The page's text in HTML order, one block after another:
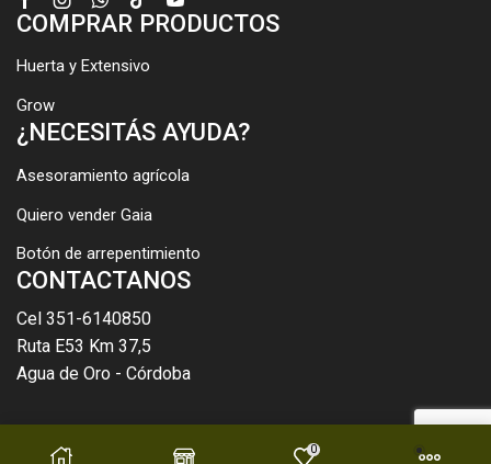
FacebookInstagramWhatsapp
Tik- Youtube
COMPRAR PRODUCTOS
Huerta y Extensivo
Grow
¿NECESITÁS AYUDA?
Asesoramiento agrícola
Quiero vender Gaia
Botón de arrepentimiento
CONTACTANOS
Cel 351-6140850
Ruta E53 Km 37,5
Agua de Oro - Córdoba
Copyright © 2021 Gaia SA. Created by Laquintapata
0